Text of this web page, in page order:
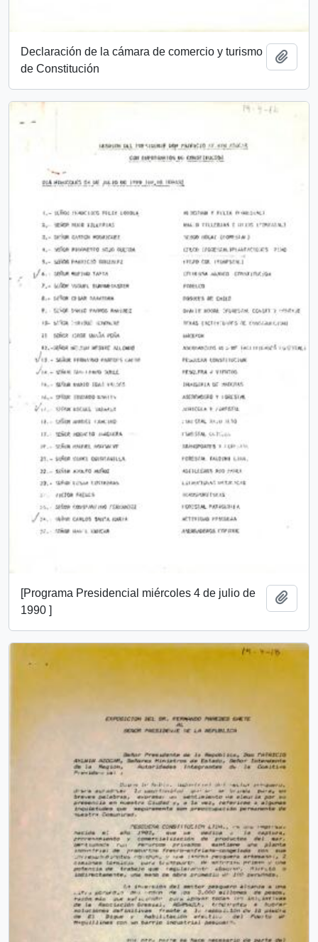
Declaración de la cámara de comercio y turismo
de Constitución
[Programa Presidencial miércoles 4 de julio de
1990 ]